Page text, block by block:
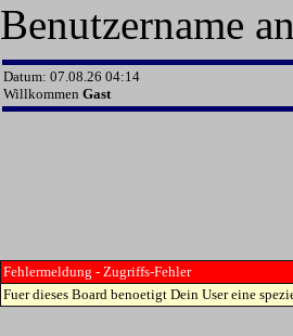
Benutzername
Datum: 07.08.26 04:14
Willkommen Gast
Fehlermeldung - Zugriffs-Fehler
Fuer dieses Board benoetigt Dein User eine